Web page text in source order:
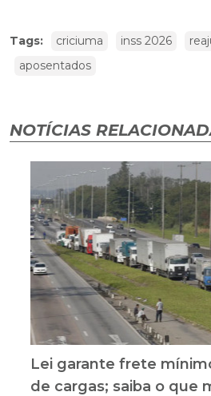
Tags: criciuma inss 2026
aposentados
NOTÍCIAS
Lei garante frete
de cargas; saiba o que